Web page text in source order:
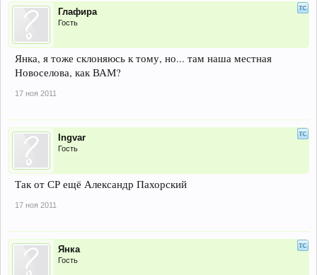
Глафира
Гость
Янка, я тоже склоняюсь к тому, но... там наша местная
Новоселова, как ВАМ?
17 ноя 2011
Ingvar
Гость
Так от СР ещё Александр Пахорский
17 ноя 2011
Янка
Гость